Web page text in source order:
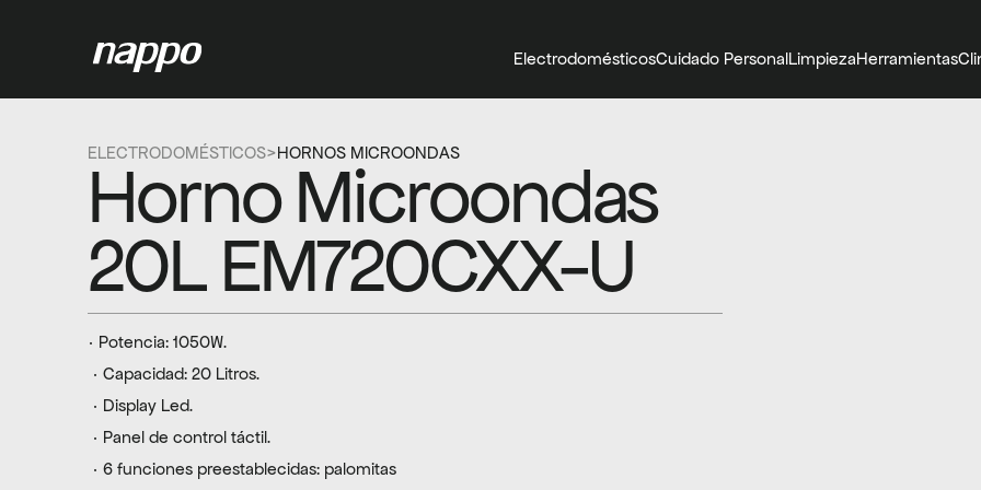
ElectrodomésticosCuidado PersonalLimpiezaHerramientas
ELECTRODOMÉSTICOS>HORNOS MICROONDAS
Horno Microondas
20L EM720CXX-U
· Potencia: 1050W.
· Capacidad: 20 Litros.
· Display Led.
· Panel de control táctil.
· 6 funciones preestablecidas: palomitas